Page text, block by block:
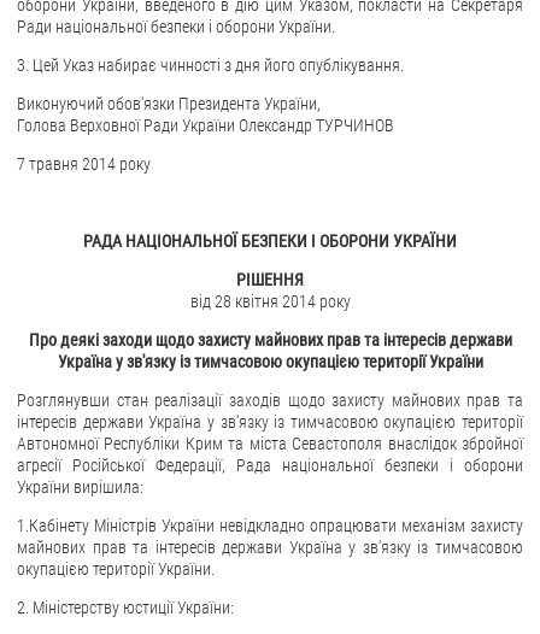
ЗВЕРНЕННЯ ГРОМАДЯН
Електронне звернення
ДОСТУП ДО ПУБЛІЧНОЇ ІНФОРМАЦІЇ
Запит на отримання публічної інформації
Публічні закупівлі
ДЕРЖАВНИЙ РЕЄСТР САНКЦІЙ
оборони України, введеного в дію цим Указом, покласти на Секретаря
Ради національної безпеки і оборони України.
3. Цей Указ набирає чинності з дня його опублікування.
Виконуючий обов'язки Президента України,
Голова Верховної Ради України Олександр ТУРЧИНОВ
7 травня 2014 року
РАДА НАЦІОНАЛЬНОЇ БЕЗПЕКИ І ОБОРОНИ УКРАЇНИ
РІШЕННЯ
від 28 квітня 2014 року
Про деякі заходи щодо захисту майнових прав та інтересів держави
Україна у зв'язку із тимчасовою окупацією території України
Розглянувши стан реалізації заходів щодо захисту майнових прав та
інтересів держави Україна у зв'язку із тимчасовою окупацією території
Автономної Республіки Крим та міста Севастополя внаслідок збройної
агресії Російської Федерації, Рада національної безпеки і оборони
України вирішила:
1.Кабінету Міністрів України невідкладно опрацювати механізм захисту
майнових прав та інтересів держави Україна у зв'язку із тимчасовою
окупацією території України.
2. Міністерству юстиції України: